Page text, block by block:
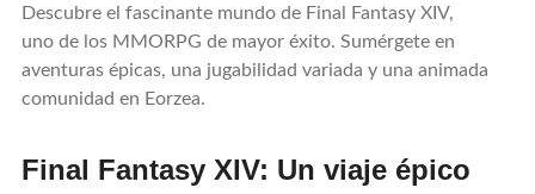
Descubre el fascinante mundo de Final Fantasy XIV,
uno de los MMORPG de mayor éxito. Sumérgete en
aventuras épicas, una jugabilidad variada y una animada
comunidad en Eorzea.
Final Fantasy XIV: Un viaje épico